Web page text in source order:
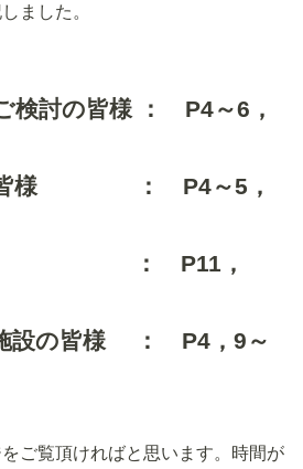
ました。
検討の皆様 ： P4～6，
の皆様 ： P4～5，
： P11，
設の皆様 ： P4，9～
ご覧頂ければと思います。時間が